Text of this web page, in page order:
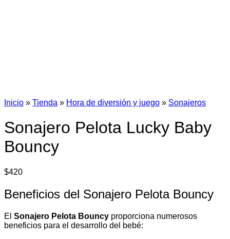
Inicio » Tienda » Hora de diversión y juego » Sonajeros
Sonajero Pelota Lucky Baby
Bouncy
$420
Beneficios del Sonajero Pelota Bouncy
El Sonajero Pelota Bouncy proporciona numerosos
beneficios para el desarrollo del bebé: